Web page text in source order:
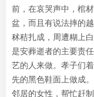
前，在哀哭声中，棺
盆，而且有说法摔的
秫秸扎成，周遭糊上
是安葬逝者的主要责
艺的人来做。孝子们
先的黑色鞋面上做成
邻居的女性，帮忙赶制